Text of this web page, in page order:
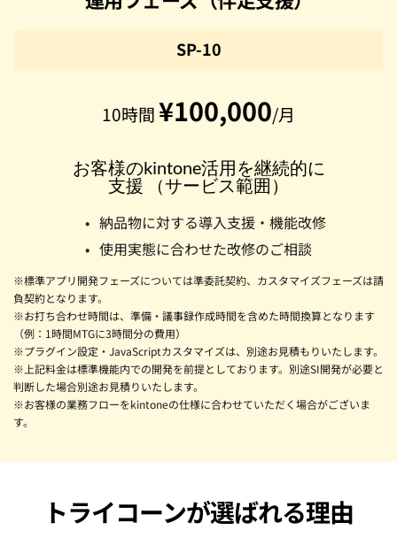
SP-10
10時間 ¥100,000/月
お客様のkintone活用を継続的に
支援 （サービス範囲）
納品物に対する導入支援・機能改修
使用実態に合わせた改修のご相談
※標準アプリ開発フェーズについては準委託契約、カスタマイズフェーズは請
負契約となります。
※お打ち合わせ時間は、準備・議事録作成時間を含めた時間換算となります
（例：1時間MTGに3時間分の費用）
※プラグイン設定・JavaScriptカスタマイズは、別途お見積もりいたします。
※上記料金は標準機能内での開発を前提としております。別途SI開発が必要と
判断した場合別途お見積りいたします。
※お客様の業務フローをkintoneの仕様に合わせていただく場合がございま
す。
トライコーンが選ばれる理由